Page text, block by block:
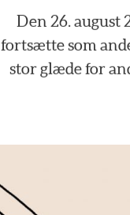
Den 26.august
fortsættesom
stor glæde for